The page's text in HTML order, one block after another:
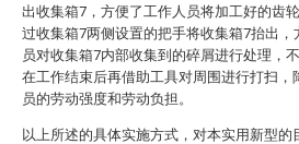
出收集箱7，方便了工作人员将加工好的齿
过收集箱7两侧设置的把手将收集箱7抬出，
员对收集箱7内部收集到的碎屑进行处理，
在工作结束后再借助工具对周围进行打扫，
员的劳动强度和劳动负担。
以上所述的具体实施方式，对本实用新型的